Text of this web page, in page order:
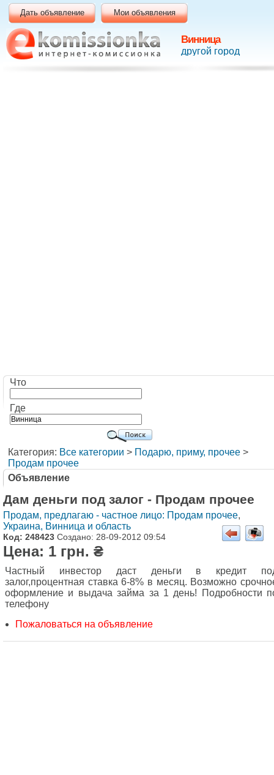
Винница
другой город
Дать объявление Мои объявления
Что
Где
Категория: Все категории > Подарю, приму, прочее >
Продам прочее
Объявление
Дам деньги под залог - Продам прочее
Продам, предлагаю - частное лицо: Продам прочее,
Украина, Винница и область
Код: 248423 Создано: 28-09-2012 09:54
Цена: 1 грн. ₴
Частный инвестор даст деньги в кредит
залог,процентная ставка 6-8% в месяц. Возможно
оформление и выдача займа за 1 день! Подробности
телефону
Пожаловаться на объявление